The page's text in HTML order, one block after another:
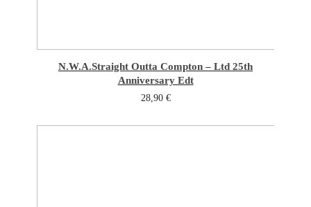
N.W.A.Straight Outta Compton – Ltd 25th
Anniversary Edt
28,90 €